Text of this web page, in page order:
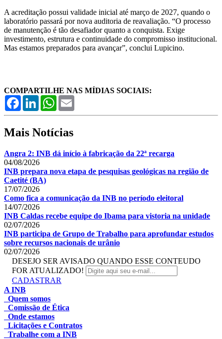
A acreditação possui validade inicial até março de 2027, quando o
laboratório passará por nova auditoria de reavaliação. “O processo
de manutenção é tão desafiador quanto a conquista. Exige
investimento, estrutura e continuidade do compromisso institucional.
Mas estamos preparados para avançar”, conclui Lupicino.
COMPARTILHE NAS MÍDIAS SOCIAIS:
FacebookLinkedInWhatsApp
Mais Notícias
Angra 2: INB dá início à fabricação da 22ª recarga
04/08/2026
INB prepara nova etapa de pesquisas geológicas na região de
Caetité (BA)
17/07/2026
Como fica a comunicação da INB no período eleitoral
14/07/2026
INB Caldas recebe equipe do Ibama para vistoria na unidade
02/07/2026
INB participa de Grupo de Trabalho para aprofundar estudos
sobre recursos nacionais de urânio
02/07/2026
DESEJO SER AVISADO QUANDO ESSE CONTEUDO
FOR ATUALIZADO!
CADASTRAR
A INB
Quem somos
Comissão de Ética
Onde estamos
Licitações e Contratos
Trabalhe com a INB